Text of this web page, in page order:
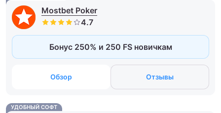
Mostbet Poker
Бонус 250% и 250 FS новичкам
Обзор Отзывы
УДОБНЫЙ СОФТ